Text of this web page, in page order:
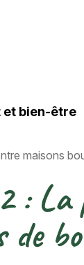
et bien-être
maisons
: